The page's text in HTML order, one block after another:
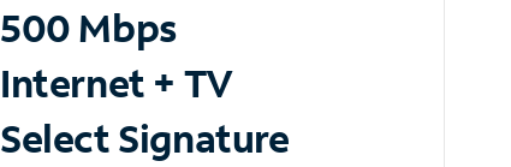
500 Mbps
Internet + TV
Select Signature